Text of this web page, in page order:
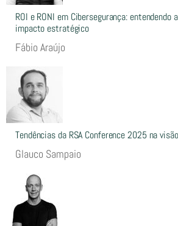
ROI e RONI em Cibersegurança: entendendo
impacto estratégico
Fábio Araújo
Tendências da RSA Conference 2025 na
Glauco Sampaio